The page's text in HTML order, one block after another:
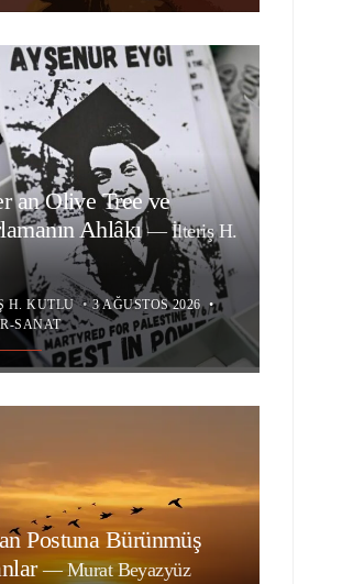
an Olive Tree ve
Ahlâkı—İlteriş H.
H. KUTLU • 3 AĞUSTOS 2026 •
SANAT
Postuna Bürünmüş
—Murat Beyazyüz